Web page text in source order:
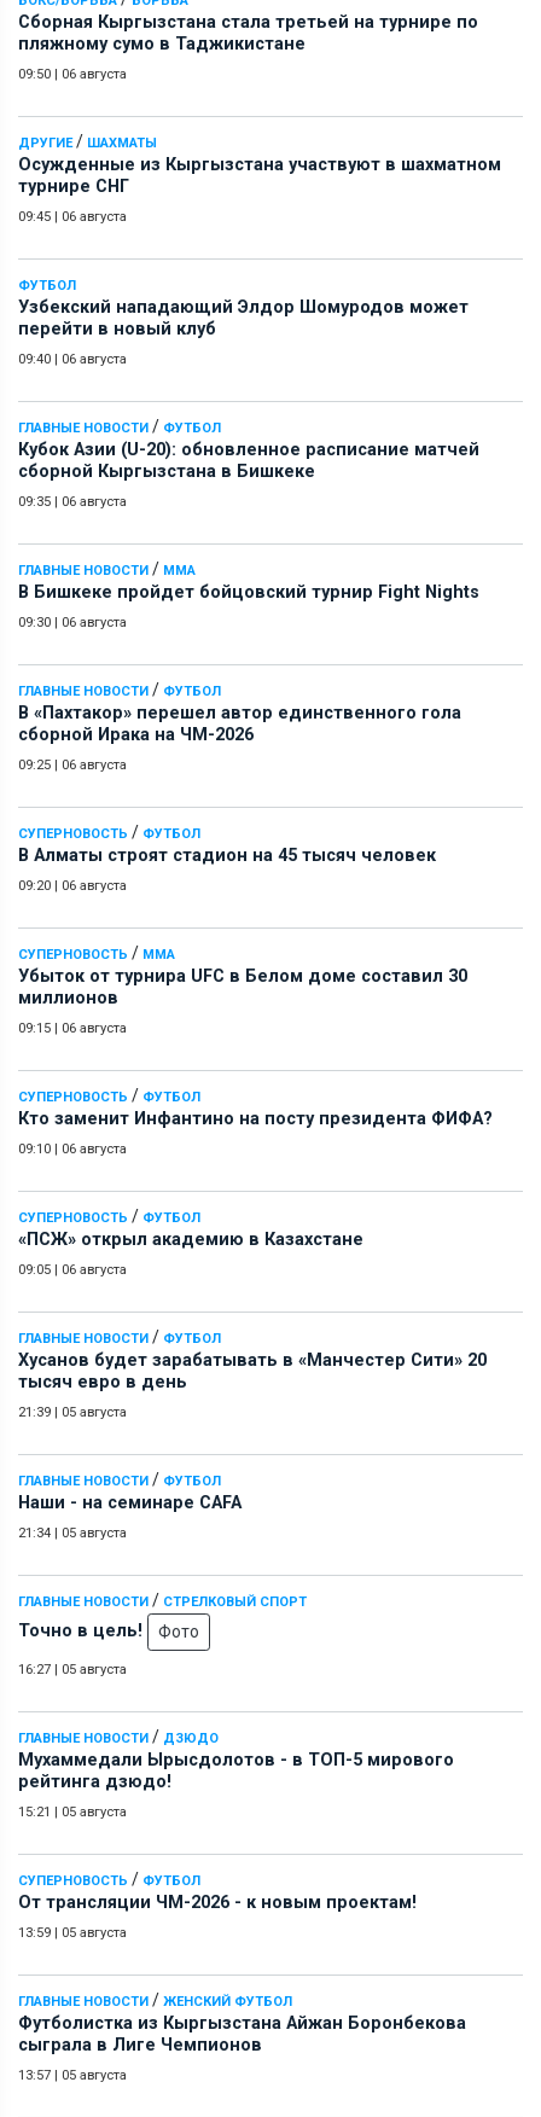
Сборная Кыргызстана стала третьей на турнире по
пляжному сумо в Таджикистане
09:50 | 06 августа
ДРУГИЕ/ ШАХМАТЫ
Осужденные из Кыргызстана участвуют в шахматном
турнире СНГ
09:45 | 06 августа
ФУТБОЛ
Узбекский нападающий Элдор Шомуродов может
перейти в новый клуб
09:40 | 06 августа
ГЛАВНЫЕ НОВОСТИ / ФУТБОЛ
Кубок Азии (U-20): обновленное расписание матчей
сборной Кыргызстана в Бишкеке
09:35 | 06 августа
ГЛАВНЫЕ НОВОСТИ / ММА
В Бишкеке пройдет бойцовский турнир Fight Nights
09:30 | 06 августа
ГЛАВНЫЕ НОВОСТИ / ФУТБОЛ
В «Пахтакор» перешел автор единственного гола
сборной Ирака на ЧМ-2026
09:25 | 06 августа
СУПЕРНОВОСТЬ / ФУТБОЛ
В Алматы строят стадион на 45 тысяч человек
09:20 | 06 августа
СУПЕРНОВОСТЬ / ММА
Убыток от турнира UFC в Белом доме составил 30
миллионов
09:15 | 06 августа
СУПЕРНОВОСТЬ / ФУТБОЛ
Кто заменит Инфантино на посту президента ФИФА?
09:10 | 06 августа
СУПЕРНОВОСТЬ / ФУТБОЛ
«ПСЖ» открыл академию в Казахстане
09:05 | 06 августа
ГЛАВНЫЕ НОВОСТИ / ФУТБОЛ
Хусанов будет зарабатывать в «Манчестер Сити» 20
тысяч евро в день
21:39 | 05 августа
ГЛАВНЫЕ НОВОСТИ / ФУТБОЛ
Наши - на семинаре СAFA
21:34 | 05 августа
ГЛАВНЫЕ НОВОСТИ / СТРЕЛКОВЫЙ СПОРТ
Точно в цель! Фото
16:27 | 05 августа
ГЛАВНЫЕ НОВОСТИ / ДЗЮДО
Мухаммедали Ырысдолотов - в ТОП-5 мирового
рейтинга дзюдо!
15:21 | 05 августа
СУПЕРНОВОСТЬ / ФУТБОЛ
От трансляции ЧМ-2026 - к новым проектам!
13:59 | 05 августа
ГЛАВНЫЕ НОВОСТИ / ЖЕНСКИЙ ФУТБОЛ
Футболистка из Кыргызстана Айжан Боронбекова
сыграла в Лиге Чемпионов
13:57 | 05 августа